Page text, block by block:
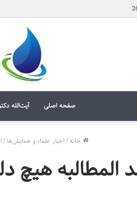
صفحه اصلی آیت‌الله
خانه/اخبار علماء و همایش‌ها /
المطالبه هیچ